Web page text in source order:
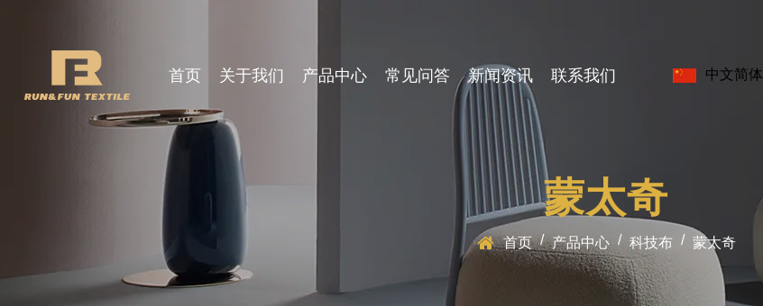
首页 关于我们 产品中心 常见问答 新闻资讯 联系我们 中文简体
蒙太奇
首页 / 产品中心 / 科技布 / 蒙太奇